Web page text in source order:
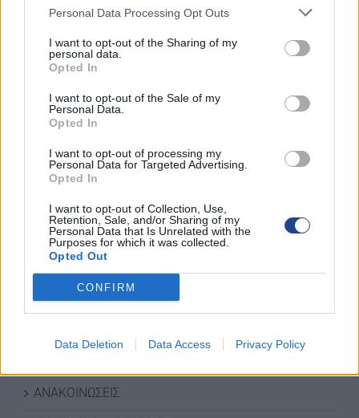
Personal Data Processing Opt Outs
I want to opt-out of the Sharing of my
personal data.
Opted In
I want to opt-out of the Sale of my
Personal Data.
Opted In
I want to opt-out of processing my
Personal Data for Targeted Advertising.
Opted In
I want to opt-out of Collection, Use,
Retention, Sale, and/or Sharing of my
Personal Data that Is Unrelated with the
Purposes for which it was collected.
Opted Out
CONFIRM
Data Deletion Data Access Privacy Policy
ΑΝΑΚΟΙΝΩΣΕΙΣ